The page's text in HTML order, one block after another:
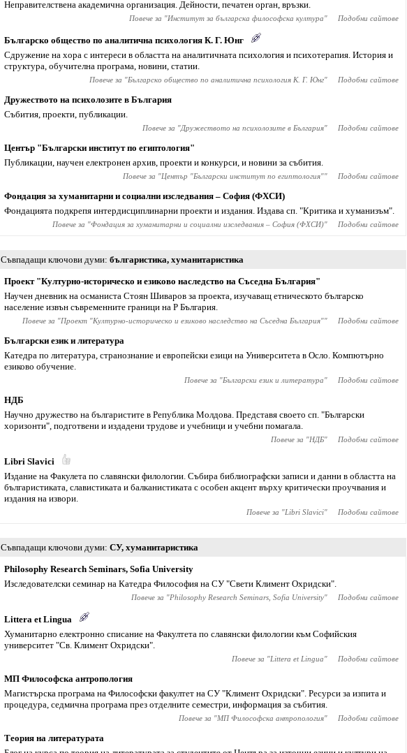
Неправителствена академична организация. Дейности, печатен орган, връзки.
Повече за "Институт за българска философска култура" Подобни сайтове
Българско общество по аналитична психология К. Г. Юнг
Сдружение на хора с интереси в областта на аналитичната психология и психотерапия. История и
структура, обучителна програма, новини, статии.
Повече за "Българско общество по аналитична психология К. Г. Юнг" Подобни сайтове
Дружеството на психолозите в България
Събития, проекти, публикации.
Повече за "Дружеството на психолозите в България" Подобни сайтове
Център "Български институт по египтология"
Публикации, научен електронен архив, проекти и конкурси, и новини за събития.
Повече за "Център "Български институт по египтология"" Подобни сайтове
Фондация за хуманитарни и социални изследвания – София (ФХСИ)
Фондацията подкрепя интердисциплинарни проекти и издания. Издава сп. "Критика и хуманизъм".
Повече за "Фондация за хуманитарни и социални изследвания – София (ФХСИ)" Подобни сайтове
Съвпадащи ключови думи българистика, хуманитаристика
Проект "Културно-историческо и езиково наследство на Съседна България"
Научен дневник на османиста Стоян Шиваров за проекта, изучаващ етническото българско
население извън съвременните граници на Р България.
Повече за "Проект "Културно-историческо и езиково наследство на Съседна България"" Подобни сайтове
Български език и литература
Катедра по литература, странознание и европейски езици на Университета в Осло. Компютърно
езиково обучение.
Повече за "Български език и литература" Подобни сайтове
НДБ
Научно дружество на българистите в Република Молдова. Представя своето сп. "Български
хоризонти", подготвени и издадени трудове и учебници и учебни помагала.
Повече за "НДБ" Подобни сайтове
Libri Slavici
Издание на Факулета по славянски филологии. Събира библиографски записи и данни в областта на
българистиката, славистиката и балканистиката с особен акцент върху критически проучвания и
издания на извори.
Повече за "Libri Slavici" Подобни сайтове
Съвпадащи ключови думи СУ, хуманитаристика
Philosophy Research Seminars, Sofia University
Изследователски семинар на Катедра Философия на СУ "Свети Климент Охридски".
Повече за "Philosophy Research Seminars, Sofia University" Подобни сайтове
Littera et Lingua
Хуманитарно електронно списание на Факултета по славянски филологии към Софийския
университет "Св. Климент Охридски".
Повече за "Littera et Lingua" Подобни сайтове
МП Философска антропология
Магистърска програма на Философски факултет на СУ "Климент Охридски". Ресурси за изпита и
процедура, седмична програма през отделните семестри, информация за събития.
Повече за "МП Философска антропология" Подобни сайтове
Теория на литературата